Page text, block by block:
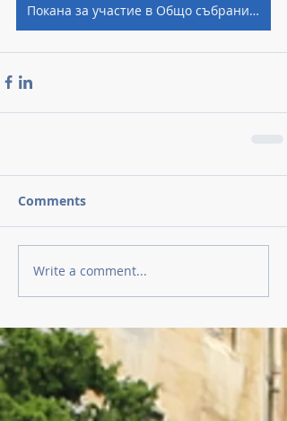
Покана за участие в Общо събрание 2024
Comments
Write a comment...